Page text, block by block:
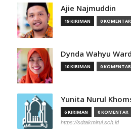
Ajie Najmuddin
19 KIRIMAN 0 KOMENTAR
Dynda Wahyu
10 KIRIMAN 0 KOMENTAR
Yunita Nurul
6 KIRIMAN 0 KOMENTAR
https://sdtakmirul.sch.id